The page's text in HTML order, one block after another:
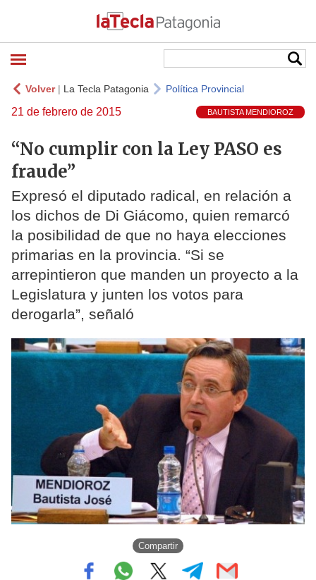
Volver| La Tecla Patagonia Política Provincial
21 de febrero de 2015 BAUTISTA MENDIOROZ
“No cumplir con la Ley PASO es
fraude”
Expresó el diputado radical, en relación a
los dichos de Di Giácomo, quien remarcó
la posibilidad de que no haya elecciones
primarias en la provincia. “Si se
arrepintieron que manden un proyecto a la
Legislatura y junten los votos para
derogarla”, señaló
Compartir